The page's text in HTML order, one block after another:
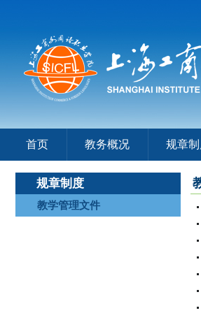
首页 教务概况 规章
规章制度
教学管理文件